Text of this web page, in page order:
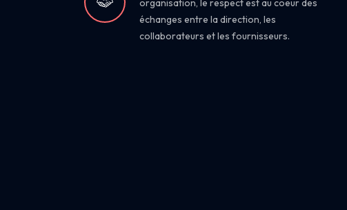
organisation, le respect est au coeur des
échanges entre la direction, les
collaborateurs et les fournisseurs.